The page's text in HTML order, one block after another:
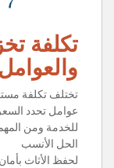
تكلفة
تختلف تكلفة
عوامل تحدد
للخدمة ومن
الحل الأنسب
لحفظ الأثاث